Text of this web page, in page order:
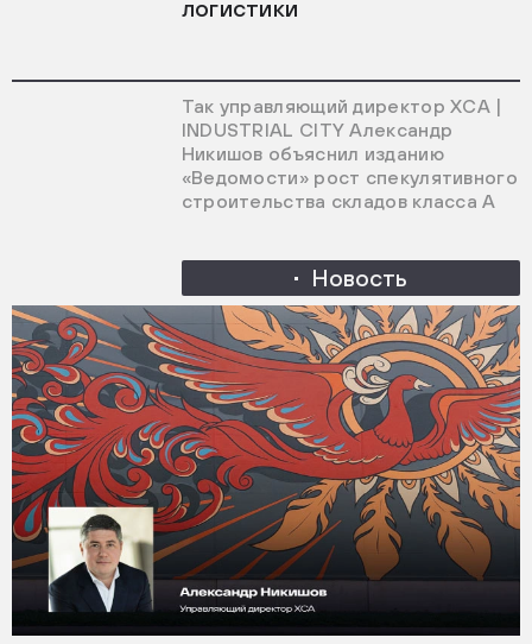
логистики
Так управляющий директор ХСА |
INDUSTRIAL CITY Александр
Никишов объяснил изданию
«Ведомости» рост спекулятивного
строительства складов класса А
Новость